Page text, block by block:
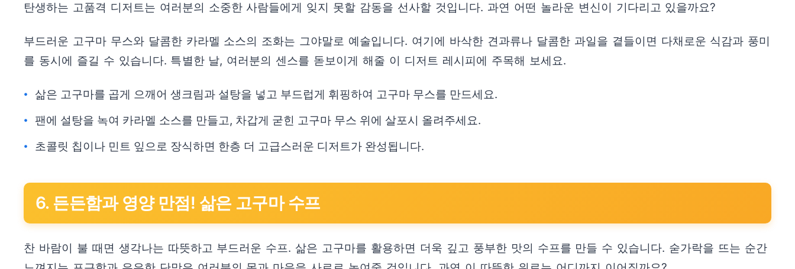
탄생하는 고품격 디저트는 여러분의 소중한 사람들에게 잊지 못할 감동을 선사할 것입니다. 과연 어떤 놀라운 변신이 기다리고 있을까요?
부드러운 고구마 무스와 달콤한 카라멜 소스의 조화는 그야말로 예술입니다. 여기에 바삭한 견과류나 달콤한 과일을 곁들이면 다채로운 식감과 풍미
를 동시에 즐길 수 있습니다. 특별한 날, 여러분의 센스를 돋보이게 해줄 이 디저트 레시피에 주목해 보세요.
삶은 고구마를 곱게 으깨어 생크림과 설탕을 넣고 부드럽게 휘핑하여 고구마 무스를 만드세요.
팬에 설탕을 녹여 카라멜 소스를 만들고, 차갑게 굳힌 고구마 무스 위에 살포시 올려주세요.
초콜릿 칩이나 민트 잎으로 장식하면 한층 더 고급스러운 디저트가 완성됩니다.
6. 든든함과 영양 만점! 삶은 고구마 수프
찬 바람이 불 때면 생각나는 따뜻하고 부드러운 수프. 삶은 고구마를 활용하면 더욱 깊고 풍부한 맛의 수프를 만들 수 있습니다. 숟가락을 뜨는 순간